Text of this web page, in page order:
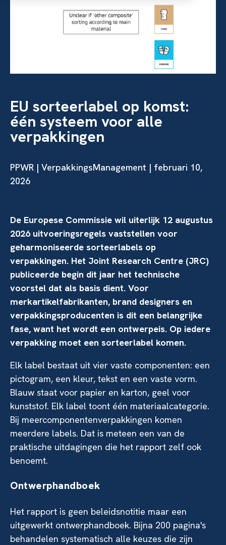
EU sorteerlabel op komst:
één systeem voor alle
verpakkingen
PPWR | VerpakkingsManagement | februari 10,
2026
De Europese Commissie wil uiterlijk 12 augustus
2026 uitvoeringsregels vaststellen voor
geharmoniseerde sorteerlabels op
verpakkingen. Het Joint Research Centre (JRC)
publiceerde begin dit jaar het technische
voorstel dat als basis dient. Voor
merkartikelfabrikanten, brand designers en
verpakkingsproducenten is dit een belangrijke
fase, want het wordt een ontwerpeis. Op iedere
verpakking moet een sorteerlabel komen.
Elk label bestaat uit vier vaste componenten: een
pictogram, een kleur, tekst en een vaste vorm.
Blauw staat voor papier en karton, geel voor
kunststof. Elk label toont één materiaalcategorie.
Bij meercomponentenverpakkingen komen
meerdere labels. Dat is meteen een van de
praktische uitdagingen die het rapport zelf ook
benoemt.
Ontwerphandboek
Het rapport is geen beleidsnotitie maar een
uitgewerkt ontwerphandboek. Bijna 200 pagina's
behandelen systematisch alle keuzes die zijn